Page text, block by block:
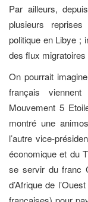
Par ailleurs,
plusieurs
politique en Libye ;
des flux
On pourrait
français
Mouvement 5
montré une
l’autre vice-
économique et du
se servir du franc
d’Afrique de